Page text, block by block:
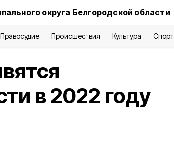
округа Белгородской области
Правосудие Происшествия Культура Спорт
в 2022 году